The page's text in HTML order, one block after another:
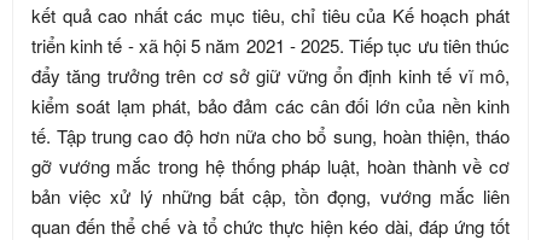
kết quả cao nhất các mục tiêu, chỉ tiêu của Kế hoạch phát
triển kinh tế - xã hội 5 năm 2021 - 2025. Tiếp tục ưu tiên thúc
đẩy tăng trưởng trên cơ sở giữ vững ổn định kinh tế vĩ mô,
kiểm soát lạm phát, bảo đảm các cân đối lớn của nền kinh
tế. Tập trung cao độ hơn nữa cho bổ sung, hoàn thiện, tháo
gỡ vướng mắc trong hệ thống pháp luật, hoàn thành về cơ
bản việc xử lý những bất cập, tồn đọng, vướng mắc liên
quan đến thể chế và tổ chức thực hiện kéo dài, đáp ứng tốt